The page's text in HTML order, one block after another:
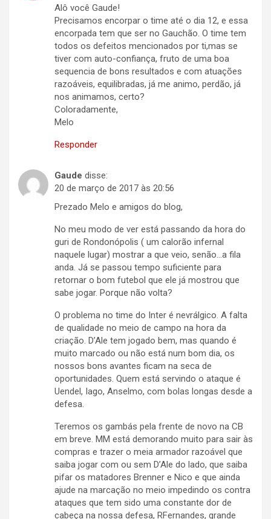
Alô você Gaude!
Precisamos encorpar o time até o dia 12, e essa
encorpada tem que ser no Gauchão. O time tem
todos os defeitos mencionados por ti,mas se
tiver com auto-confiança, fruto de uma boa
sequencia de bons resultados e com atuações
razoáveis, equilibradas, já me animo, perdão, já
nos animamos, certo?
Coloradamente,
Melo
Responder
Gaude disse:
20 de março de 2017 às 20:56
Prezado Melo e amigos do blog,
No meu modo de ver está passando da hora do
guri de Rondonópolis ( um calorão infernal
naquele lugar) mostrar a que veio, senão…a fila
anda. Já se passou tempo suficiente para
retornar o bom futebol que ele já mostrou que
sabe jogar. Porque não volta?
O problema no time do Inter é nevrálgico. A falta
de qualidade no meio de campo na hora da
criação. D’Ale tem jogado bem, mas quando é
muito marcado ou não está num bom dia, os
nossos bons avantes ficam na seca de
oportunidades. Quem está servindo o ataque é
Uendel, Iago, Anselmo, com bolas longas desde a
defesa.
Teremos os gambás pela frente de novo na CB
em breve. MM está demorando muito para sair às
compras e trazer o meia armador razoável que
saiba jogar com ou sem D’Ale do lado, que saiba
pifar os matadores Brenner e Nico e que ainda
ajude na marcação no meio impedindo os contra
ataques que tem sido uma constante dor de
cabeça na nossa defesa, RFernandes, grande